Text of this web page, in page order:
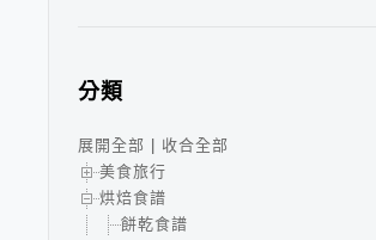
分類
展開全部
收合全部
美食旅行
烘焙食譜
餅乾食譜